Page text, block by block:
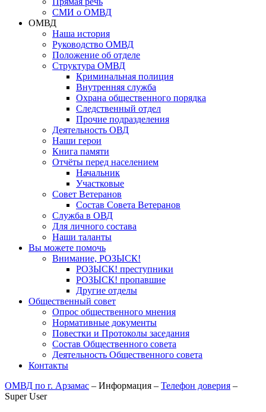
СМИ о ОМВД
ОМВД
Наша история
Руководство ОМВД
Положение об отделе
Структура ОМВД
Криминальная полиция
Внутренняя служба
Охрана общественного порядка
Следственный отдел
Прочие подразделения
Деятельность ОВД
Наши герои
Книга памяти
Отчёты перед населением
Начальник
Участковые
Совет Ветеранов
Состав Совета Ветеранов
Служба в ОВД
Для личного состава
Наши таланты
Вы можете помочь
Внимание, РОЗЫСК!
РОЗЫСК! преступники
РОЗЫСК! пропавшие
Другие отделы
Общественный совет
Опрос общественного мнения
Нормативные документы
Повестки и Протоколы заседания
Состав Общественного совета
Деятельность Общественного совета
Контакты
ОМВД по г. Арзамас – Информация – Телефон доверия –
Super User